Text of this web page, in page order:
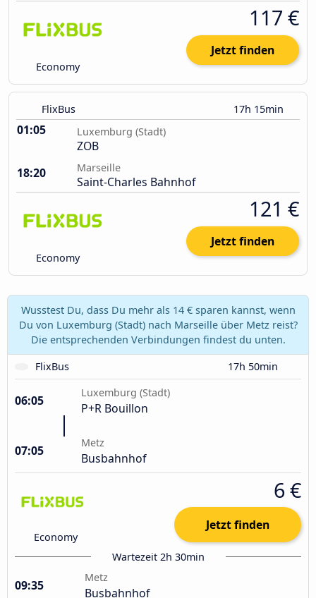
Economy
117 €
Jetzt finden
FlixBus 17h 15min
01:05 Luxemburg (Stadt)
ZOB
18:20
Marseille
Saint-Charles Bahnhof
Economy
121 €
Jetzt finden
Wusstest Du, dass Du mehr als 14 € sparen kannst, wenn
Du von Luxemburg (Stadt) nach Marseille über Metz reist?
Die entsprechenden Verbindungen findest du unten.
FlixBus
17h 50min
06:05
Luxemburg (Stadt)
P+R Bouillon
07:05
Metz
Busbahnhof
Economy
6 €
Jetzt finden
Wartezeit 2h 30min
09:35
Metz
Busbahnhof